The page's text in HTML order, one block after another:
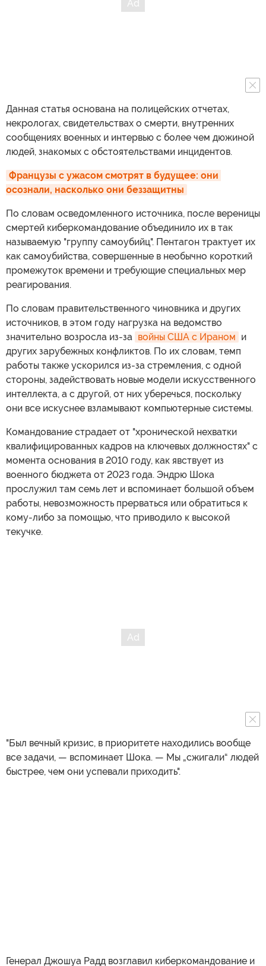
Данная статья основана на полицейских отчетах,
некрологах, свидетельствах о смерти, внутренних
сообщениях военных и интервью с более чем дюжиной
людей, знакомых с обстоятельствами инцидентов.
Французы с ужасом смотрят в будущее: они
осознали, насколько они беззащитны
По словам осведомленного источника, после вереницы
смертей киберкомандование объединило их в так
называемую "группу самоубийц". Пентагон трактует их
как самоубийства, совершенные в необычно короткий
промежуток времени и требующие специальных мер
реагирования.
По словам правительственного чиновника и других
источников, в этом году нагрузка на ведомство
значительно возросла из-за войны США с Ираном и
других зарубежных конфликтов. По их словам, темп
работы также ускорился из-за стремления, с одной
стороны, задействовать новые модели искусственного
интеллекта, а с другой, от них уберечься, поскольку
они все искуснее взламывают компьютерные системы.
Командование страдает от "хронической нехватки
квалифицированных кадров на ключевых должностях" с
момента основания в 2010 году, как явствует из
военного бюджета от 2023 года. Эндрю Шока
прослужил там семь лет и вспоминает большой объем
работы, невозможность прерваться или обратиться к
кому-либо за помощью, что приводило к высокой
текучке.
"Был вечный кризис, в приоритете находились вообще
все задачи, — вспоминает Шока. — Мы „сжигали“ людей
быстрее, чем они успевали приходить".
Генерал Джошуа Радд возглавил киберкомандование и